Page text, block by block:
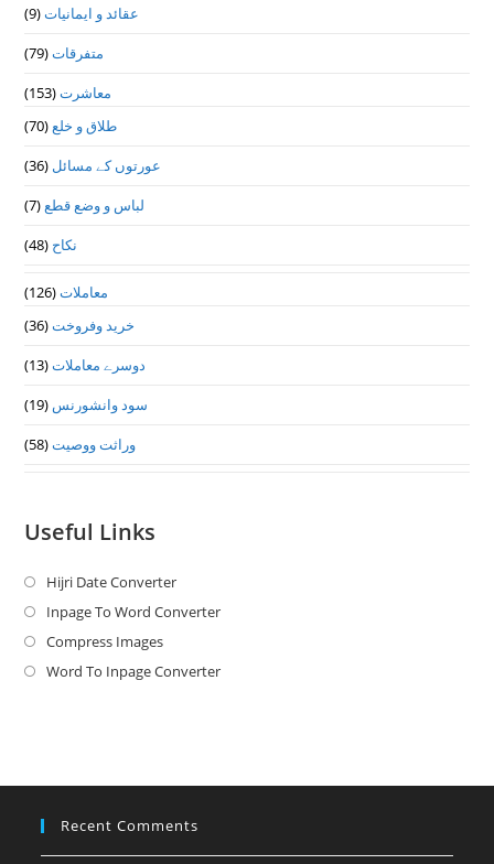
عقائد و ایمانیات(9)
متفرقات(79)
معاشرت(153)
طلاق و خلع(70)
عورتوں کے مسائل (36)
لباس و وضع قطع(7)
نکاح (48)
معاملات(126)
خرید وفروخت(36)
دوسرے معاملات(13)
سود وانشورنس (19)
وراثت ووصيت(58)
Useful Links
Hijri Date ConverterOpens
in
new
Inpage To Word ConverterOpens
a
Compress ImagesOpens
in
Word To Inpage ConverterOpens
tab
Recent Comments